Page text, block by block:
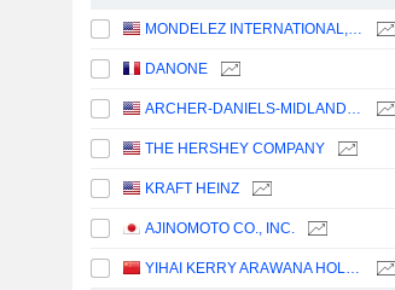
MONDELEZ INTERNATIONAL, INC.
DANONE
ARCHER-DANIELS-MIDLAND COMPANY
THE HERSHEY COMPANY
KRAFT HEINZ
AJINOMOTO CO., INC.
YIHAI KERRY ARAWANA HOLDINGS CO., LTD